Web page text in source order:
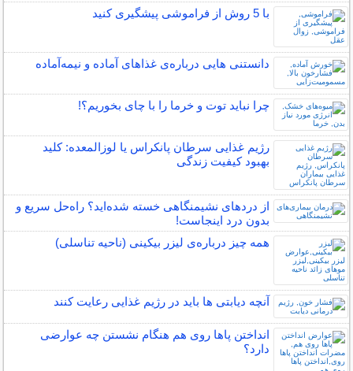
با 5 روش از فراموشی پیشگیری کنید
دانستنی هایی درباره‌ی غذاهای آماده و نیمه‌آماده
چرا نباید توت و خرما را با چای بخوریم؟!
رژیم غذایی سرطان پانکراس یا لوزالمعده: کلید
بهبود کیفیت زندگی
از دردهای نشیمنگاهی خسته شده‌اید؟ راه‌حل سریع و
بدون درد اینجاست!
همه چیز درباره‌ی لیزر بیکینی (ناحیه تناسلی)
آنچه دیابتی ها باید در رژیم غذایی رعایت کنند
انداختن پاها روی هم هنگام نشستن چه عوارضی
دارد؟